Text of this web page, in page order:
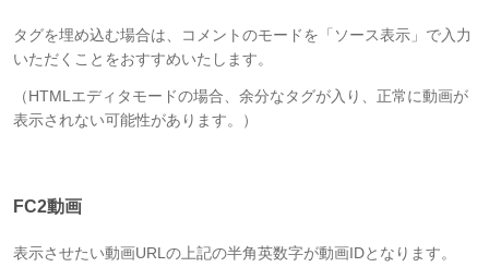
タグを埋め込む場合は、コメントのモードを「ソース表示」で入力
いただくことをおすすめいたします。
（HTMLエディタモードの場合、余分なタグが入り、正常に動画が
表示されない可能性があります。）
FC2動画
表示させたい動画URLの上記の半角英数字が動画IDとなります。